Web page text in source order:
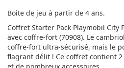
Boite de jeu à partir de 4 ans.
Coffret Starter Pack Playmobil City
avec coffre-fort (70908). Le
coffre-fort ultra-sécurisé, mais le
flagrant délit ! Ce coffret contient